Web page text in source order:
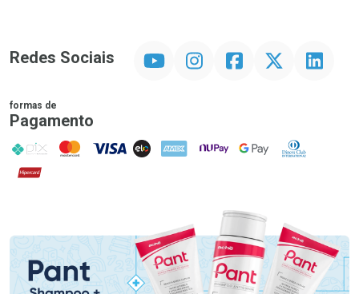
Redes Sociais InstagramFacebookTwitter Linkedin
formas de
Pagamento
PIX MasterCard
VISA ELO AMEX NuPay Google PayDiners Club
Hipercard
Promoção em Destaque